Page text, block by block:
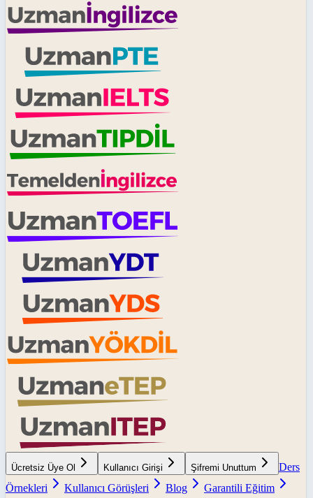
Ücretsiz Üye Ol Kullanıcı Girişi Şifremi Unuttum
Ders
Örnekleri
Kullanıcı Görüşleri Blog
Garantili Eğitim